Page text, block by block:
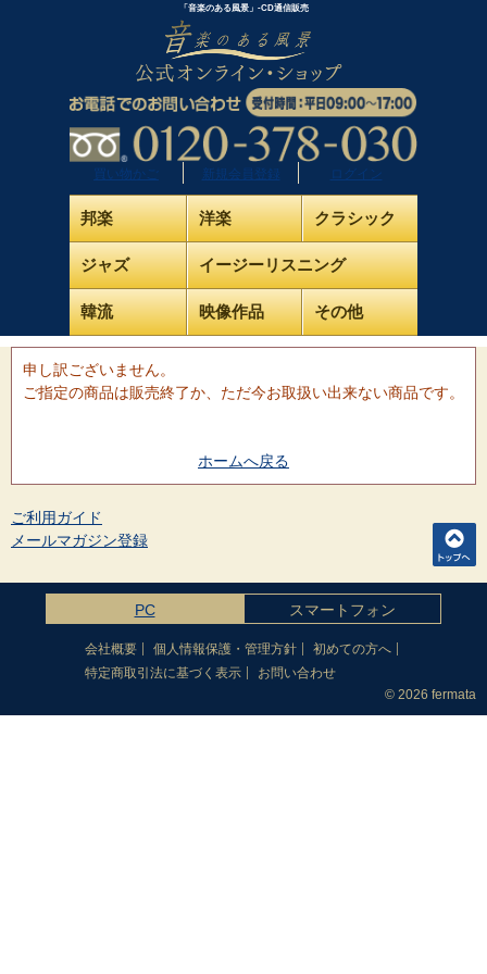
「音楽のある風景」-CD通信販売
買い物かご 新規会員登録 ログイン
邦楽 洋楽 クラシック
ジャズ イージーリスニング
韓流 映像作品 その他
申し訳ございません。
ご指定の商品は販売終了か、ただ今お取扱い出来ない商品です。
ホームへ戻る
スマートフォン
PC
ご利用ガイド
メールマガジン登録
会社概要 個人情報保護・管理方針
初めての方へ
特定商取引法に基づく表示
お問い合わせ
© 2026 fermata